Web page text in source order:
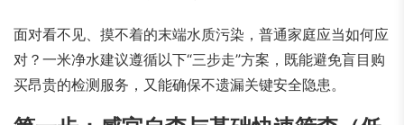
面对看不见、摸不着的末端水质污染，普通家庭应当如何应
对？一米净水建议遵循以下“三步走”方案，既能避免盲目购
买昂贵的检测服务，又能确保不遗漏关键安全隐患。